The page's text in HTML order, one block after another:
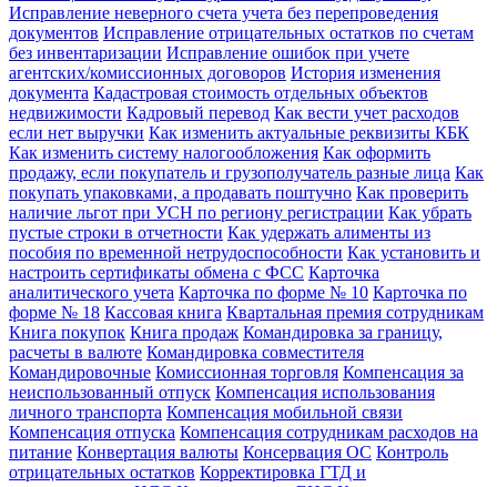
Исправление неверного счета учета без перепроведения
документов Исправление отрицательных остатков по счетам
без инвентаризации Исправление ошибок при учете
агентских/комиссионных договоров История изменения
документа Кадастровая стоимость отдельных объектов
недвижимости Кадровый перевод Как вести учет расходов
если нет выручки Как изменить актуальные реквизиты КБК
Как изменить систему налогообложения Как оформить
продажу, если покупатель и грузополучатель разные лица Как
покупать упаковками, а продавать поштучно Как проверить
наличие льгот при УСН по региону регистрации Как убрать
пустые строки в отчетности Как удержать алименты из
пособия по временной нетрудоспособности Как установить и
настроить сертификаты обмена с ФСС Карточка
аналитического учета Карточка по форме № 10 Карточка по
форме № 18 Кассовая книга Квартальная премия сотрудникам
Книга покупок Книга продаж Командировка за границу,
расчеты в валюте Командировка совместителя
Командировочные Комиссионная торговля Компенсация за
неиспользованный отпуск Компенсация использования
личного транспорта Компенсация мобильной связи
Компенсация отпуска Компенсация сотрудникам расходов на
питание Конвертация валюты Консервация ОС Контроль
отрицательных остатков Корректировка ГТД и